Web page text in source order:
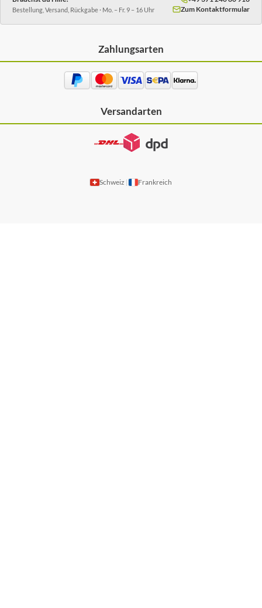
Bestellung, Versand, Rückgabe · Mo. – Fr. 9 – 16 Uhr
Zum Kontaktformular
Zahlungsarten
Versandarten
Schweiz Frankreich